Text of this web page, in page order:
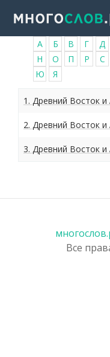
основному
содержанию
А Б В Г Д
Н
О П Р С
Ю
Я
1. Древний Восток
2. Древний Восток
3. Древний Восток
Все